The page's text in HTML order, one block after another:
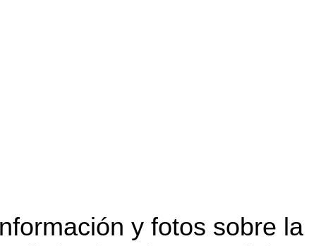
y fotos sobre